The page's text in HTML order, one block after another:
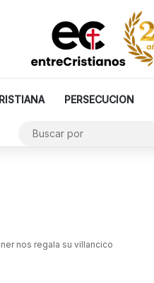
PERSECUCION
nos regala su villancico